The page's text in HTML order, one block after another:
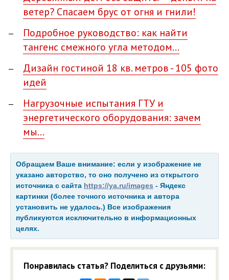
ветер? Спасаем брус от огня и гнили!
Подробное руководство: как найти
тангенс смежного угла методом…
Дизайн гостиной 18 кв. метров - 105 фото
идей
Нагрузочные испытания ГТУ и
энергетического оборудования: зачем
мы…
Обращаем Ваше внимание: если у изображение не
указано авторство, то оно получено из открытого
источника с сайта https://ya.ru/images - Яндекс
картинки (более точного источника и автора
установить не удалось.) Все изображения
публикуются исключительно в информационных
целях.
Понравилась статья? Поделиться с друзьями: